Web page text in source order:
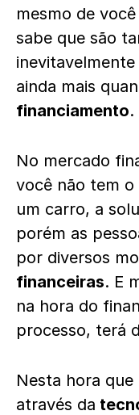
mesmo de
sabe que são
ainda mais
financiamento.
No mercado
você não tem
um carro, a
porém as
por diversos
financeiras. E
na hora do
processo, terá
Nesta hora que
através da